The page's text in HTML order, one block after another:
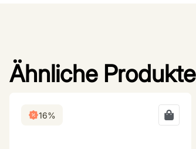
Ähnliche Produkte
16%